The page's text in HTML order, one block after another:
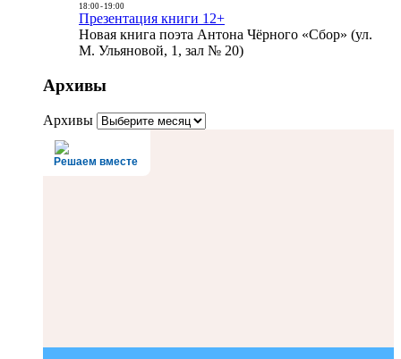
18:00- 19:00
Презентация книги 12+
Новая книга поэта Антона Чёрного «Сбор» (ул.
М. Ульяновой, 1, зал № 20)
Архивы
Архивы
Решаем вместе